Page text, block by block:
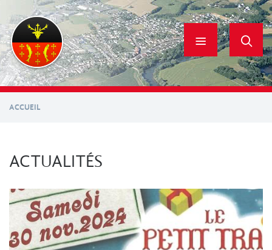
contenu
principal
ACCUEIL
ACTUALITÉS